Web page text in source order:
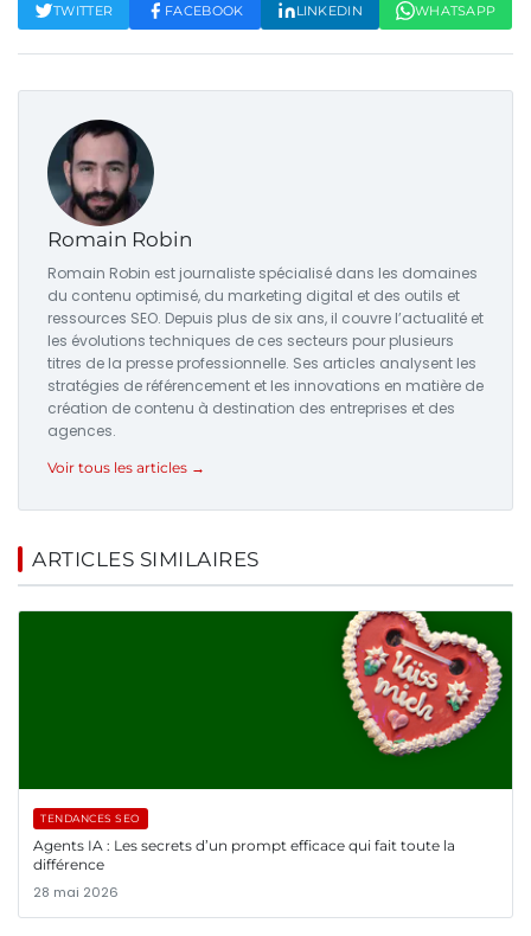
TWITTER FACEBOOK LINKEDIN WHATSAPP
Romain Robin
Romain Robin est journaliste spécialisé dans les domaines
du contenu optimisé, du marketing digital et des outils et
ressources SEO. Depuis plus de six ans, il couvre l’actualité et
les évolutions techniques de ces secteurs pour plusieurs
titres de la presse professionnelle. Ses articles analysent les
stratégies de référencement et les innovations en matière de
création de contenu à destination des entreprises et des
agences.
Voir tous les articles →
ARTICLES SIMILAIRES
TENDANCES SEO
Agents IA : Les secrets d’un prompt efficace qui fait toute la
différence
28 mai 2026